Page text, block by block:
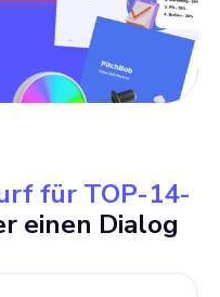
für TOP-14-
einen Dialog